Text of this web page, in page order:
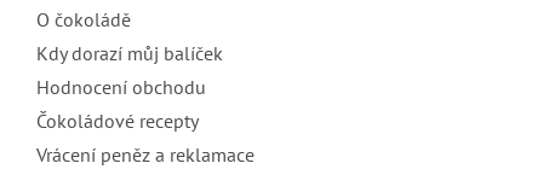
O čokoládě
Kdy dorazí můj balíček
Hodnocení obchodu
Čokoládové recepty
Vrácení peněz a reklamace